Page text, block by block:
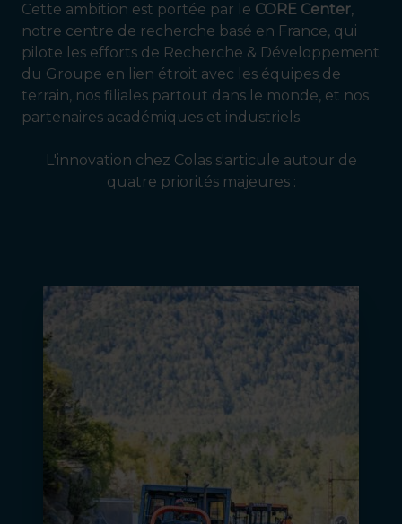
Cette ambition est portée par le CORE Center,
notre centre de recherche basé en France, qui
pilote les efforts de Recherche & Développement
du Groupe en lien étroit avec les équipes de
terrain, nos filiales partout dans le monde, et nos
partenaires académiques et industriels.
L'innovation chez Colas s'articule autour de
quatre priorités majeures :
Image